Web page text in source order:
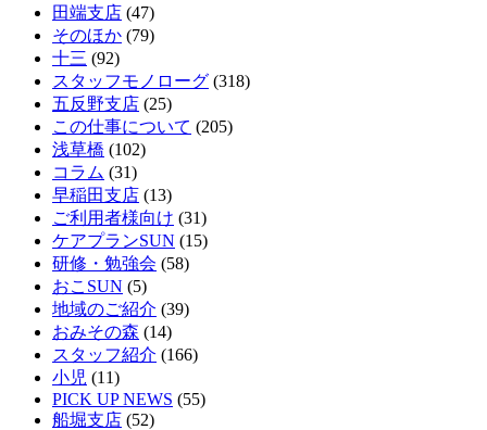
田端支店 (47)
そのほか (79)
十三 (92)
スタッフモノローグ (318)
五反野支店 (25)
この仕事について (205)
浅草橋 (102)
コラム (31)
早稲田支店 (13)
ご利用者様向け (31)
ケアプランSUN (15)
研修・勉強会 (58)
おこSUN (5)
地域のご紹介 (39)
おみその森 (14)
スタッフ紹介 (166)
小児 (11)
PICK UP NEWS (55)
船堀支店 (52)